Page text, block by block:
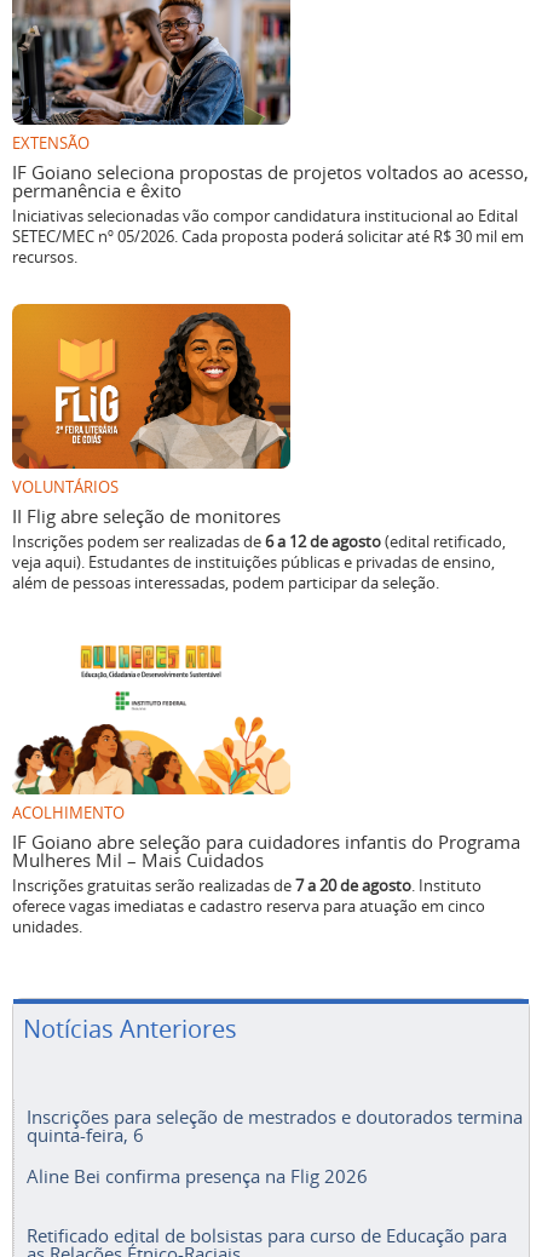
EXTENSÃO
IF Goiano seleciona propostas de projetos voltados ao acesso,
permanência e êxito
Iniciativas selecionadas vão compor candidatura institucional ao Edital
SETEC/MEC nº 05/2026. Cada proposta poderá solicitar até R$ 30 mil em
recursos.
VOLUNTÁRIOS
II Flig abre seleção de monitores
Inscrições podem ser realizadas de6 a 12 de agosto(edital retificado,
veja aqui). Estudantes de instituições públicas e privadas de ensino,
além de pessoas interessadas, podem participar da seleção.
ACOLHIMENTO
IF Goiano abre seleção para cuidadores infantis do Programa
Mulheres Mil – Mais Cuidados
Inscrições gratuitas serão realizadas de7 a 20 de agosto. Instituto
oferece vagas imediatas e cadastro reserva para atuação em cinco
unidades.
Notícias Anteriores
Inscrições para seleção de mestrados e doutorados termina
quinta-feira, 6
Aline Bei confirma presença na Flig 2026
Retificado edital de bolsistas para curso de Educação para